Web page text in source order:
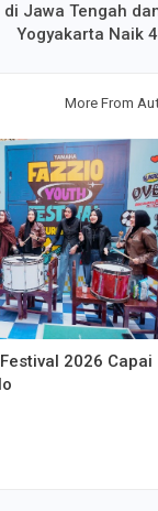
Jawa Tengah
Yogyakarta Naik
More From
2026 Capai